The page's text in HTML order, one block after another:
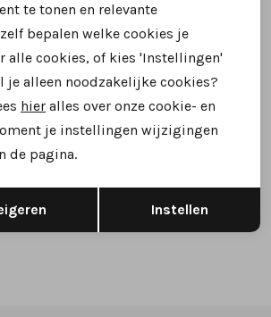
Officine napoli
Belt 2035 accessoires blauw
49,95
Opslaan
te tonen en relevante
bepalen welke cookies je
alle cookies, of kies 'Instellingen'
je alleen noodzakelijke cookies?
hier alles over onze cookie- en
je instellingen wijzigingen
de pagina.
Instellen